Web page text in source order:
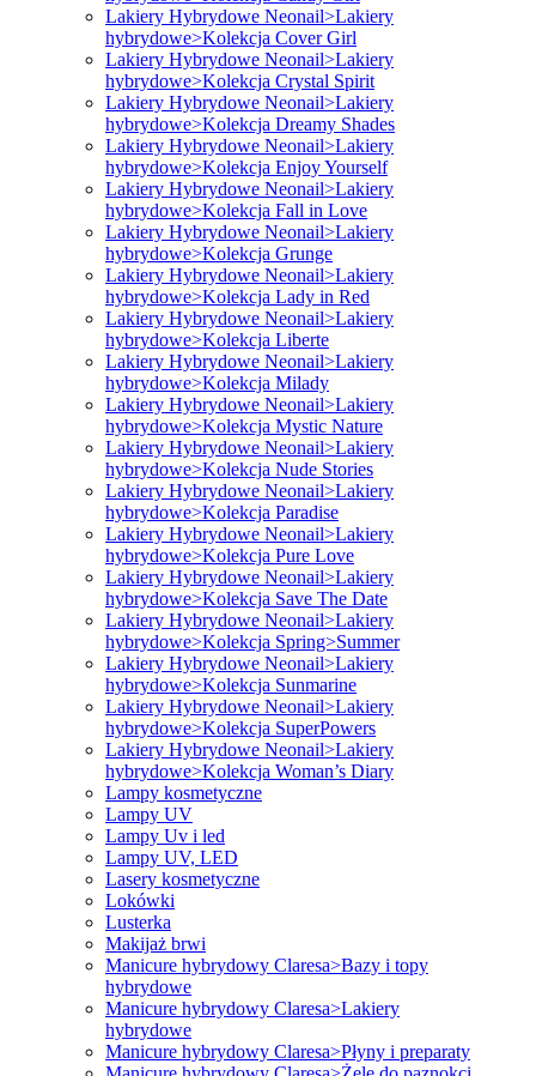
Lakiery Hybrydowe Neonail>Lakiery
hybrydowe>Kolekcja Cover Girl
Lakiery Hybrydowe Neonail>Lakiery
hybrydowe>Kolekcja Crystal Spirit
Lakiery Hybrydowe Neonail>Lakiery
hybrydowe>Kolekcja Dreamy Shades
Lakiery Hybrydowe Neonail>Lakiery
hybrydowe>Kolekcja Enjoy Yourself
Lakiery Hybrydowe Neonail>Lakiery
hybrydowe>Kolekcja Fall in Love
Lakiery Hybrydowe Neonail>Lakiery
hybrydowe>Kolekcja Grunge
Lakiery Hybrydowe Neonail>Lakiery
hybrydowe>Kolekcja Lady in Red
Lakiery Hybrydowe Neonail>Lakiery
hybrydowe>Kolekcja Liberte
Lakiery Hybrydowe Neonail>Lakiery
hybrydowe>Kolekcja Milady
Lakiery Hybrydowe Neonail>Lakiery
hybrydowe>Kolekcja Mystic Nature
Lakiery Hybrydowe Neonail>Lakiery
hybrydowe>Kolekcja Nude Stories
Lakiery Hybrydowe Neonail>Lakiery
hybrydowe>Kolekcja Paradise
Lakiery Hybrydowe Neonail>Lakiery
hybrydowe>Kolekcja Pure Love
Lakiery Hybrydowe Neonail>Lakiery
hybrydowe>Kolekcja Save The Date
Lakiery Hybrydowe Neonail>Lakiery
hybrydowe>Kolekcja Spring>Summer
Lakiery Hybrydowe Neonail>Lakiery
hybrydowe>Kolekcja Sunmarine
Lakiery Hybrydowe Neonail>Lakiery
hybrydowe>Kolekcja SuperPowers
Lakiery Hybrydowe Neonail>Lakiery
hybrydowe>Kolekcja Woman’s Diary
Lampy kosmetyczne
Lampy UV
Lampy Uv i led
Lampy UV, LED
Lasery kosmetyczne
Lokówki
Lusterka
Makijaż brwi
Manicure hybrydowy Claresa>Bazy i topy
hybrydowe
Manicure hybrydowy Claresa>Lakiery
hybrydowe
Manicure hybrydowy Claresa>Płyny i preparaty